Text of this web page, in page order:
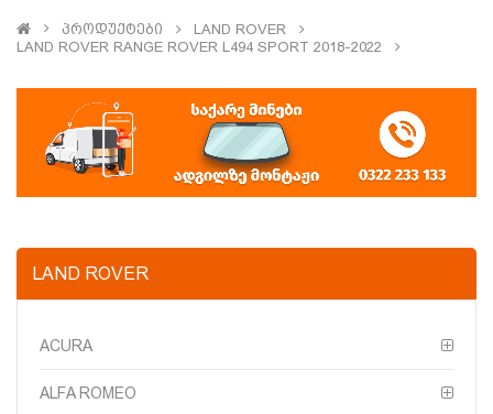
Პროდუქტები
LAND ROVER
LAND ROVER RANGE ROVER L494 SPORT 2018-2022
LAND ROVER
ACURA
ALFA ROMEO